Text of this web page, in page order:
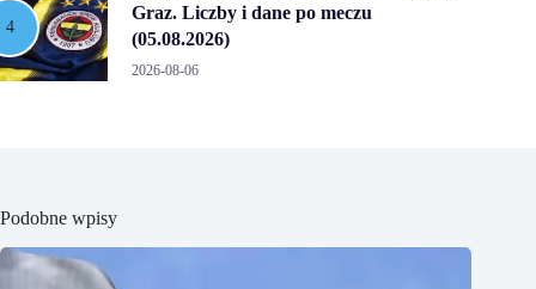
Graz. Liczby i dane po meczu
(05.08.2026)
2026-08-06
Podobne wpisy